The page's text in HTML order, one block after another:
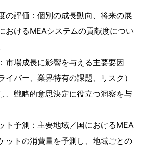
の評価：個別の成長動向、将来の展
おけるMEAシステムの貢献度につい
市場成長に影響を与える主要要因
イバー、業界特有の課題、リスク）
、戦略的意思決定に役立つ洞察を与
ト予測：主要地域／国におけるMEA
ットの消費量を予測し、地域ごとの